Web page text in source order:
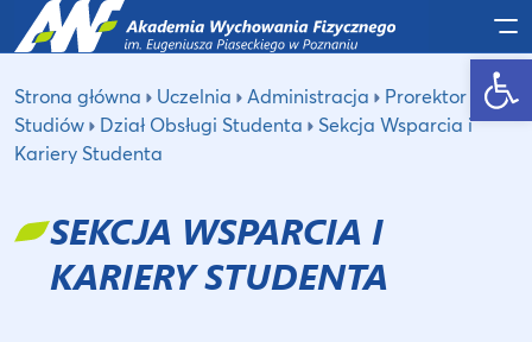
Otwórz pasek narzędzi
Strona główna Uczelnia Administracja
Prorektor ds.
Studiów
Dział Obsługi Studenta
Sekcja Wsparcia i
Kariery Studenta
SEKCJA WSPARCIA I
KARIERY STUDENTA